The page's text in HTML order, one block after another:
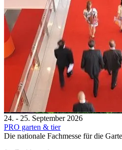
24. - 25. September 2026
PRO garten & tier
Die nationale Fachmesse für die